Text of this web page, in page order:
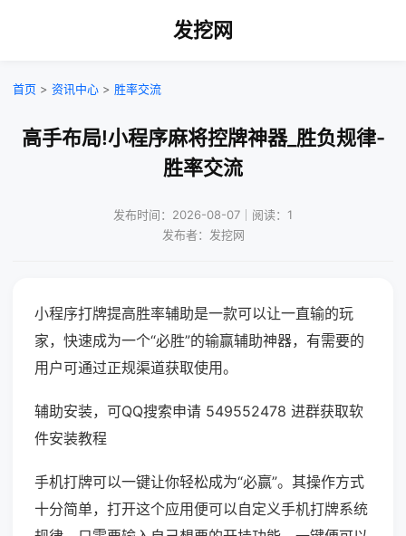
发挖网
首页 > 资讯中心 > 胜率交流
高手布局!小程序麻将控牌神器_胜负规律-
胜率交流
发布时间：2026-08-07｜阅读：1
发布者：发挖网
小程序打牌提高胜率辅助是一款可以让一直输的玩
家，快速成为一个“必胜”的输赢辅助神器，有需要的
用户可通过正规渠道获取使用。
辅助安装，可QQ搜索申请 549552478 进群获取软
件安装教程
手机打牌可以一键让你轻松成为“必赢”。其操作方式
十分简单，打开这个应用便可以自定义手机打牌系统